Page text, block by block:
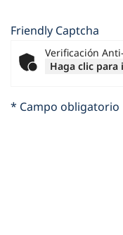
Friendly Captcha
Verificación
Haga clic
* Campo obligatorio